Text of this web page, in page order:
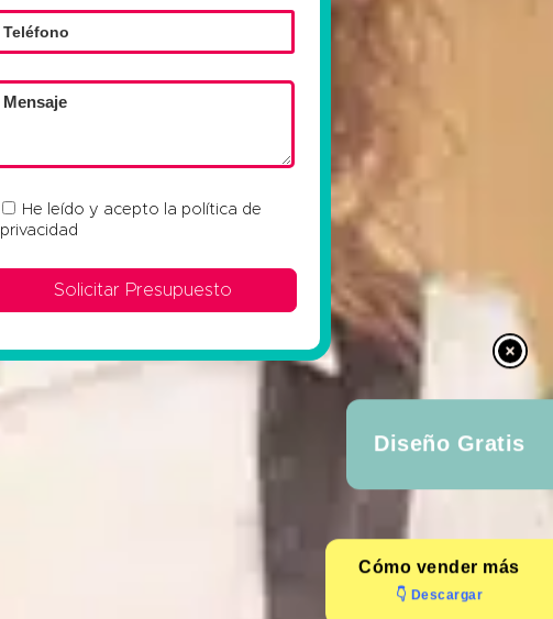
Diseño Gratis
Cómo vender más
👇 Descargar
He leído y acepto la política de
privacidad